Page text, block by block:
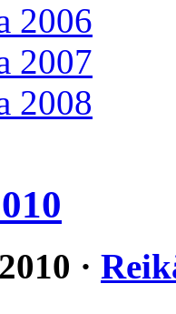
2006
2007
2008
·